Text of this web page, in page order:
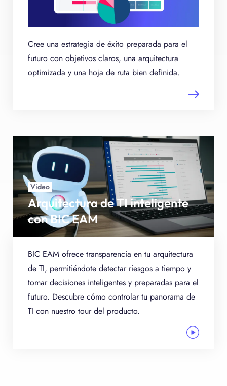
Cree una estrategia de éxito preparada para el
futuro con objetivos claros, una arquitectura
optimizada y una hoja de ruta bien definida.
Video
Arquitectura de TI inteligente
con BIC EAM
BIC EAM ofrece transparencia en tu arquitectura
de TI, permitiéndote detectar riesgos a tiempo y
tomar decisiones inteligentes y preparadas para el
futuro. Descubre cómo controlar tu panorama de
TI con nuestro tour del producto.